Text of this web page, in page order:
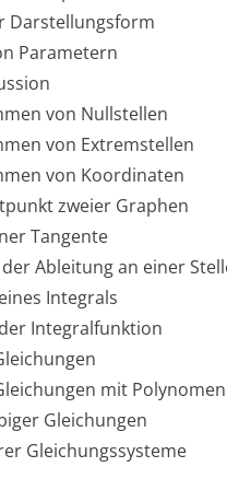
Darstellungsform
Parametern
von Nullstellen
von Extremstellen
von Koordinaten
zweier Graphen
Tangente
Ableitung an einer
Integrals
Integralfunktion
mit Polynomen
Gleichungen
Gleichungssysteme